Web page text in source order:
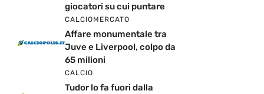
giocatori su cui puntare
CALCIOMERCATO
Affare monumentale tra
Juve e Liverpool, colpo da
65 milioni
CALCIO
Tudor lo fa fuori dalla